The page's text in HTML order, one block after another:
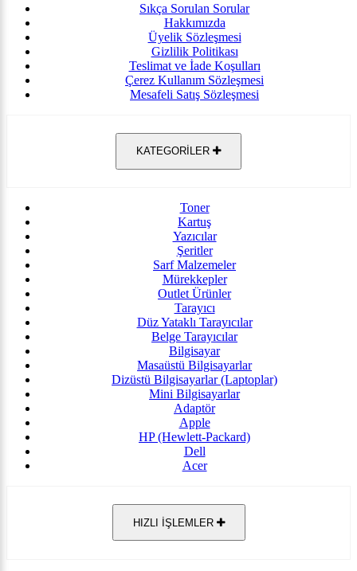
Sıkça Sorulan Sorular
Hakkımızda
Üyelik Sözleşmesi
Gizlilik Politikası
Teslimat ve İade Koşulları
Çerez Kullanım Sözleşmesi
Mesafeli Satış Sözleşmesi
KATEGORİLER
Toner
Kartuş
Yazıcılar
Şeritler
Sarf Malzemeler
Mürekkepler
Outlet Ürünler
Tarayıcı
Düz Yataklı Tarayıcılar
Belge Tarayıcılar
Bilgisayar
Masaüstü Bilgisayarlar
Dizüstü Bilgisayarlar (Laptoplar)
Mini Bilgisayarlar
Adaptör
Apple
HP (Hewlett-Packard)
Dell
Acer
HIZLI İŞLEMLER